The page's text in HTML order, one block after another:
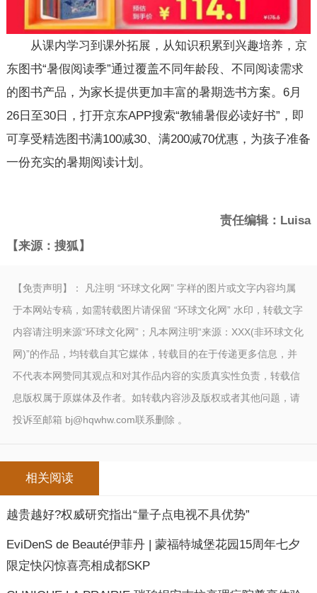
从课内学习到课外拓展，从知识积累到兴趣培养，京
东图书“暑假阅读季”通过覆盖不同年龄段、不同阅读需求
的图书产品，为家长提供更加丰富的暑期选书方案。6月
26日至30日，打开京东APP搜索“教辅暑假必读好书”，即
可享受精选图书满100减30、满200减70优惠，为孩子准备
一份充实的暑期阅读计划。
责任编辑：Luisa
【来源：搜狐】
【免责声明】： 凡注明 “环球文化网” 字样的图片或文字内容均属
于本网站专稿，如需转载图片请保留 “环球文化网” 水印，转载文字
内容请注明来源“环球文化网”；凡本网注明“来源：XXX(非环球文化
网)”的作品，均转载自其它媒体，转载目的在于传递更多信息，并
不代表本网赞同其观点和对其作品内容的实质真实性负责，转载信
息版权属于原媒体及作者。如转载内容涉及版权或者其他问题，请
投诉至邮箱 bj@hqwhw.com联系删除 。
相关阅读
越贵越好?权威研究指出“量子点电视不具优势”
EviDenS de Beauté伊菲丹 | 蒙福特城堡花园15周年七夕
限定快闪惊喜亮相成都SKP